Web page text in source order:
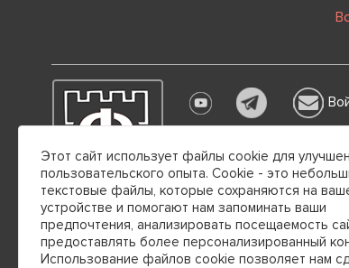
Настоящим информируем
каких обстоятельствах
Гражданского кодекса РФ.
Общество с ограниченной
197022, г. Санкт-Петербург, вн.тер. г.
помещение 26Н, комната 103
Этот сайт использует файлы cookie для
пользовательского опыта. Cookie - это
текстовые файлы, которые сохраняются на
устройстве и помогают нам запоминать ваши
предпочтения, анализировать посещаемость
предоставлять более персонализированный
Использование файлов cookie позволяет нам